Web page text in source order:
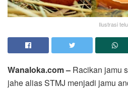
Ilustrasi
Wanaloka.com – Racikan jamu
jahe alias STMJ menjadi jamu